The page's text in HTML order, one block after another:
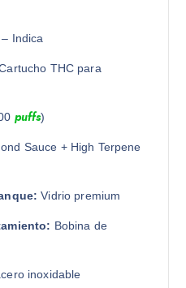
Indica
THC para
puffs)
Sauce + High Terpene
Vidrio premium
Bobina de
inoxidable